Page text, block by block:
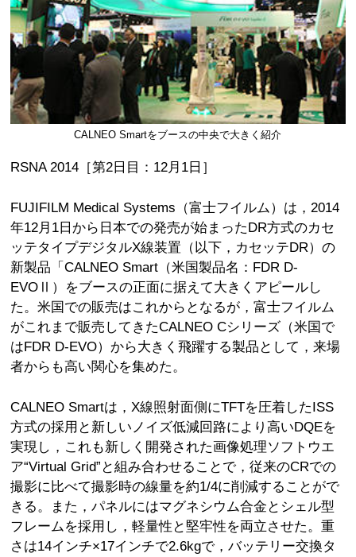
CALNEO Smartをブースの中央で大きく紹介
RSNA 2014［第2日目：12月1日］
FUJIFILM Medical Systems（富士フイルム）は，2014
年12月1日から日本での発売が始まったDR方式のカセ
ッテタイプデジタルX線装置（以下，カセッテDR）の
新製品「CALNEO Smart（米国製品名：FDR D-
EVOⅡ）をブースの正面に据えて大きくアピールし
た。米国での販売はこれからとなるが，富士フイルム
がこれまで販売してきたCALNEO Cシリーズ（米国で
はFDR D-EVO）から大きく飛躍する製品として，来場
者からも高い関心を集めた。
CALNEO Smartは，X線照射面側にTFTを圧着したISS
方式の採用と新しいノイズ低減回路により高いDQEを
実現し，これも新しく開発された画像処理ソフトウエ
ア“Virtual Grid”と組み合わせることで，従来のCRでの
撮影に比べて撮影時の線量を約1/4に削減することがで
きる。また，パネルにはマグネシウム合金とシェル型
フレームを採用し，軽量性と堅牢性を両立させた。重
さは14インチ×17インチで2.6kgで，バッテリー交換タ